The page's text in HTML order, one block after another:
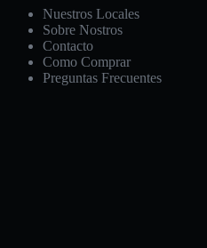
Nuestros Locales
Sobre Nostros
Contacto
Como Comprar
Preguntas Frecuentes